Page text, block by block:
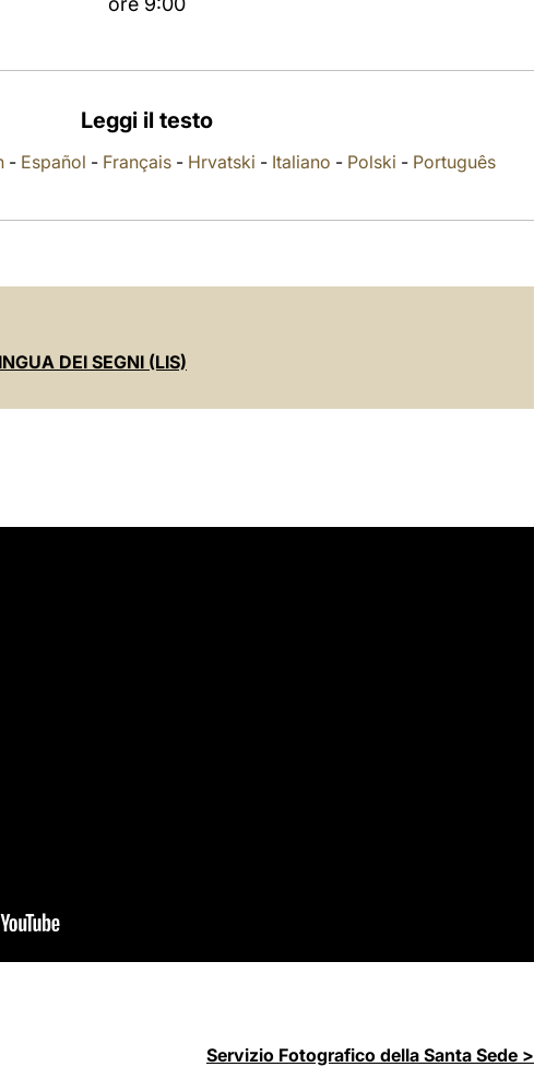
Leggi il testo
- Español - Français- Hrvatski - Italiano - Polski - Português
DEI SEGNI (LIS)
Servizio Fotografico della Santa Sede >